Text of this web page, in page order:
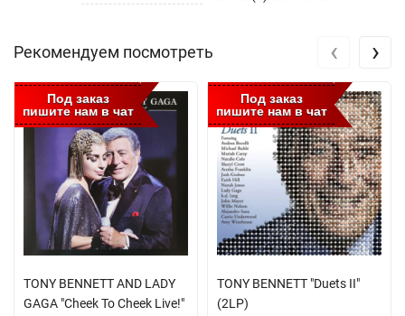
Рекомендуем посмотреть
Под заказ
пишите нам в чат
TONY BENNETT AND LADY
GAGA "Cheek To Cheek Live!"
Под заказ
пишите нам в чат
TONY BENNETT "Duets II"
(2LP)
‹ ›